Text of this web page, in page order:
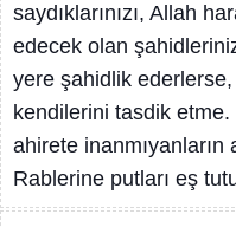
saydıklarınızı, Allah
edecek olan
yere şahidlik
kendilerini tasdik
ahirete inanmıyanların
Rablerine putları eş